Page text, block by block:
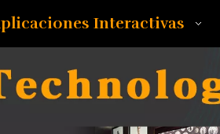
Interactivas